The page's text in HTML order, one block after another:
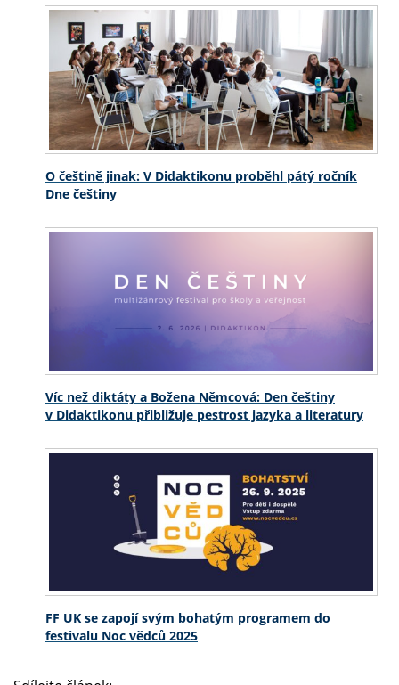
O češtině jinak: V Didaktikonu proběhl pátý ročník
Dne češtiny
Víc než diktáty a Božena Němcová: Den češtiny
v Didaktikonu přibližuje pestrost jazyka a literatury
FF UK se zapojí svým bohatým programem do
festivalu Noc vědců 2025